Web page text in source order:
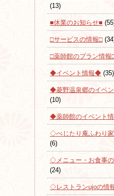
(13)
■休業のお知らせ■
□サービスの情報□
□薬師館のプラン情報
◆イベント情報◆ (35)
◆菱野温泉郷のイベ
(10)
◆薬師館のイベント
◇べじたり庵ふわり
(6)
◇メニュー・お食事
(24)
◇レストランujoの情